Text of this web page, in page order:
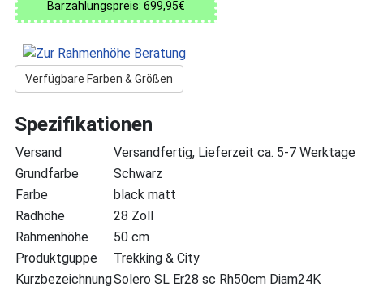
Barzahlungspreis: 699,95€
Verfügbare Farben & Größen
Spezifikationen
Versand
Versandfertig, Lieferzeit ca. 5-7 Werktage
Grundfarbe
Schwarz
Farbe
black matt
Radhöhe
28 Zoll
Rahmenhöhe
50 cm
Produktguppe
Trekking & City
KurzbezeichnungSolero SL Er28 sc Rh50cm Diam24K